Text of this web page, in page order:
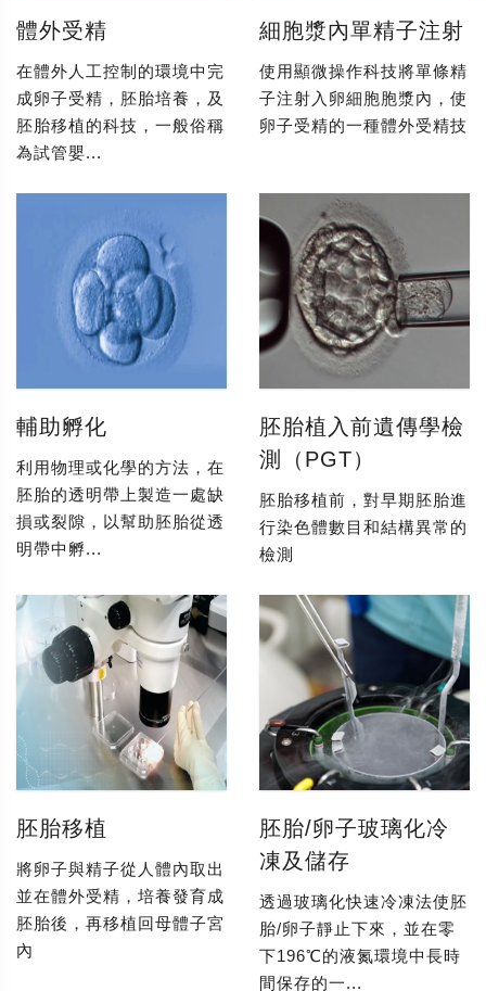
體外受精
在體外人工控制的環境中完
成卵子受精，胚胎培養，及
胚胎移植的科技，一般俗稱
為試管嬰...
細胞漿內單精子注射
使用顯微操作科技將單條精
子注射入卵細胞胞漿內，使
卵子受精的一種體外受精技
輔助孵化
利用物理或化學的方法，在
胚胎的透明帶上製造一處缺
損或裂隙，以幫助胚胎從透
明帶中孵...
胚胎植入前遺傳學檢
測（PGT）
胚胎移植前，對早期胚胎進
行染色體數目和結構異常的
檢測
胚胎移植
將卵子與精子從人體內取出
並在體外受精，培養發育成
胚胎後，再移植回母體子宮
內
胚胎/卵子玻璃化冷
凍及儲存
透過玻璃化快速冷凍法使胚
胎/卵子靜止下來，並在零
下196℃的液氮環境中長時
間保存的一...